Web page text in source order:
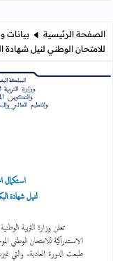
الصفحة الرئيسية بيانات
للامتحان الوطني لنيل شهادة البكالوريا برسم